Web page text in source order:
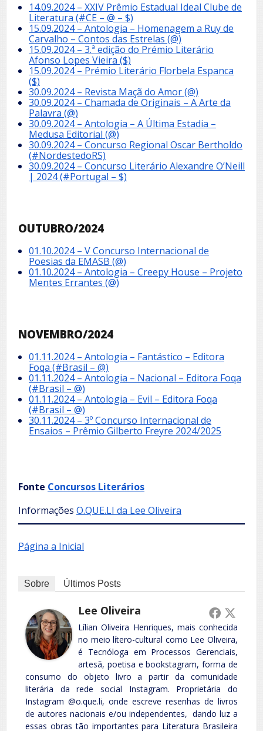
14.09.2024 – XXIV Prêmio Estadual Ideal Clube de
Literatura (#CE – @ – $)
15.09.2024 – Antologia – Homenagem a Ruy de
Carvalho – Contos das Estrelas (@)
15.09.2024 – 3.ª edição do Prémio Literário
Afonso Lopes Vieira ($)
15.09.2024 – Prémio Literário Florbela Espanca
($)
30.09.2024 – Revista Maçã do Amor (@)
30.09.2024 – Chamada de Originais – A Arte da
Palavra (@)
30.09.2024 – Antologia – A Última Estadia –
Medusa Editorial (@)
30.09.2024 – Concurso Regional Oscar Bertholdo
(#NordestedoRS)
30.09.2024 – Concurso Literário Alexandre O’Neill
| 2024 (#Portugal – $)
OUTUBRO/2024
01.10.2024 – V Concurso Internacional de
Poesias da EMASB (@)
01.10.2024 – Antologia – Creepy House – Projeto
Mentes Errantes (@)
NOVEMBRO/2024
01.11.2024 – Antologia – Fantástico – Editora
Foqa (#Brasil – @)
01.11.2024 – Antologia – Nacional – Editora Foqa
(#Brasil – @)
01.11.2024 – Antologia – Evil – Editora Foqa
(#Brasil – @)
30.11.2024 – 3º Concurso Internacional de
Ensaios – Prêmio Gilberto Freyre 2024/2025
Fonte Concursos Literários
Informações O.QUE.LI da Lee Oliveira
Página a Inicial
Sobre Últimos Posts
Lee Oliveira
Lílian Oliveira Henriques, mais conhecida
no meio lítero-cultural como Lee Oliveira,
é Tecnóloga em Processos Gerenciais,
artesã, poetisa e bookstagram, forma de
consumo do objeto livro a partir da comunidade
literária da rede social Instagram. Proprietária do
Instagram @o.que.li, onde escreve resenhas de livros
de autores nacionais e/ou independentes, dando luz a
essas obras tão importantes para Literatura Brasileira